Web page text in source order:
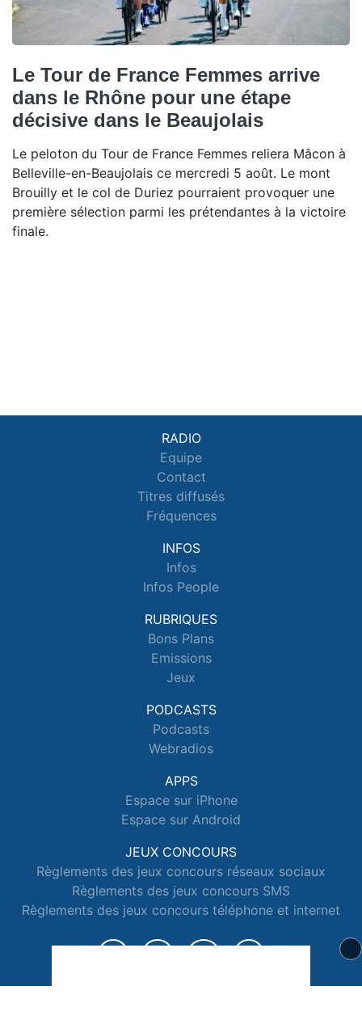
Le Tour de France Femmes arrive
dans le Rhône pour une étape
décisive dans le Beaujolais
Le peloton du Tour de France Femmes reliera Mâcon à
Belleville-en-Beaujolais ce mercredi 5 août. Le mont
Brouilly et le col de Duriez pourraient provoquer une
première sélection parmi les prétendantes à la victoire
finale.
RADIO
Equipe
Contact
Titres diffusés
Fréquences
INFOS
Infos
Infos People
RUBRIQUES
Bons Plans
Emissions
Jeux
PODCASTS
Podcasts
Webradios
APPS
Espace sur iPhone
Espace sur Android
JEUX CONCOURS
Règlements des jeux concours réseaux sociaux
Règlements des jeux concours SMS
Règlements des jeux concours téléphone et internet